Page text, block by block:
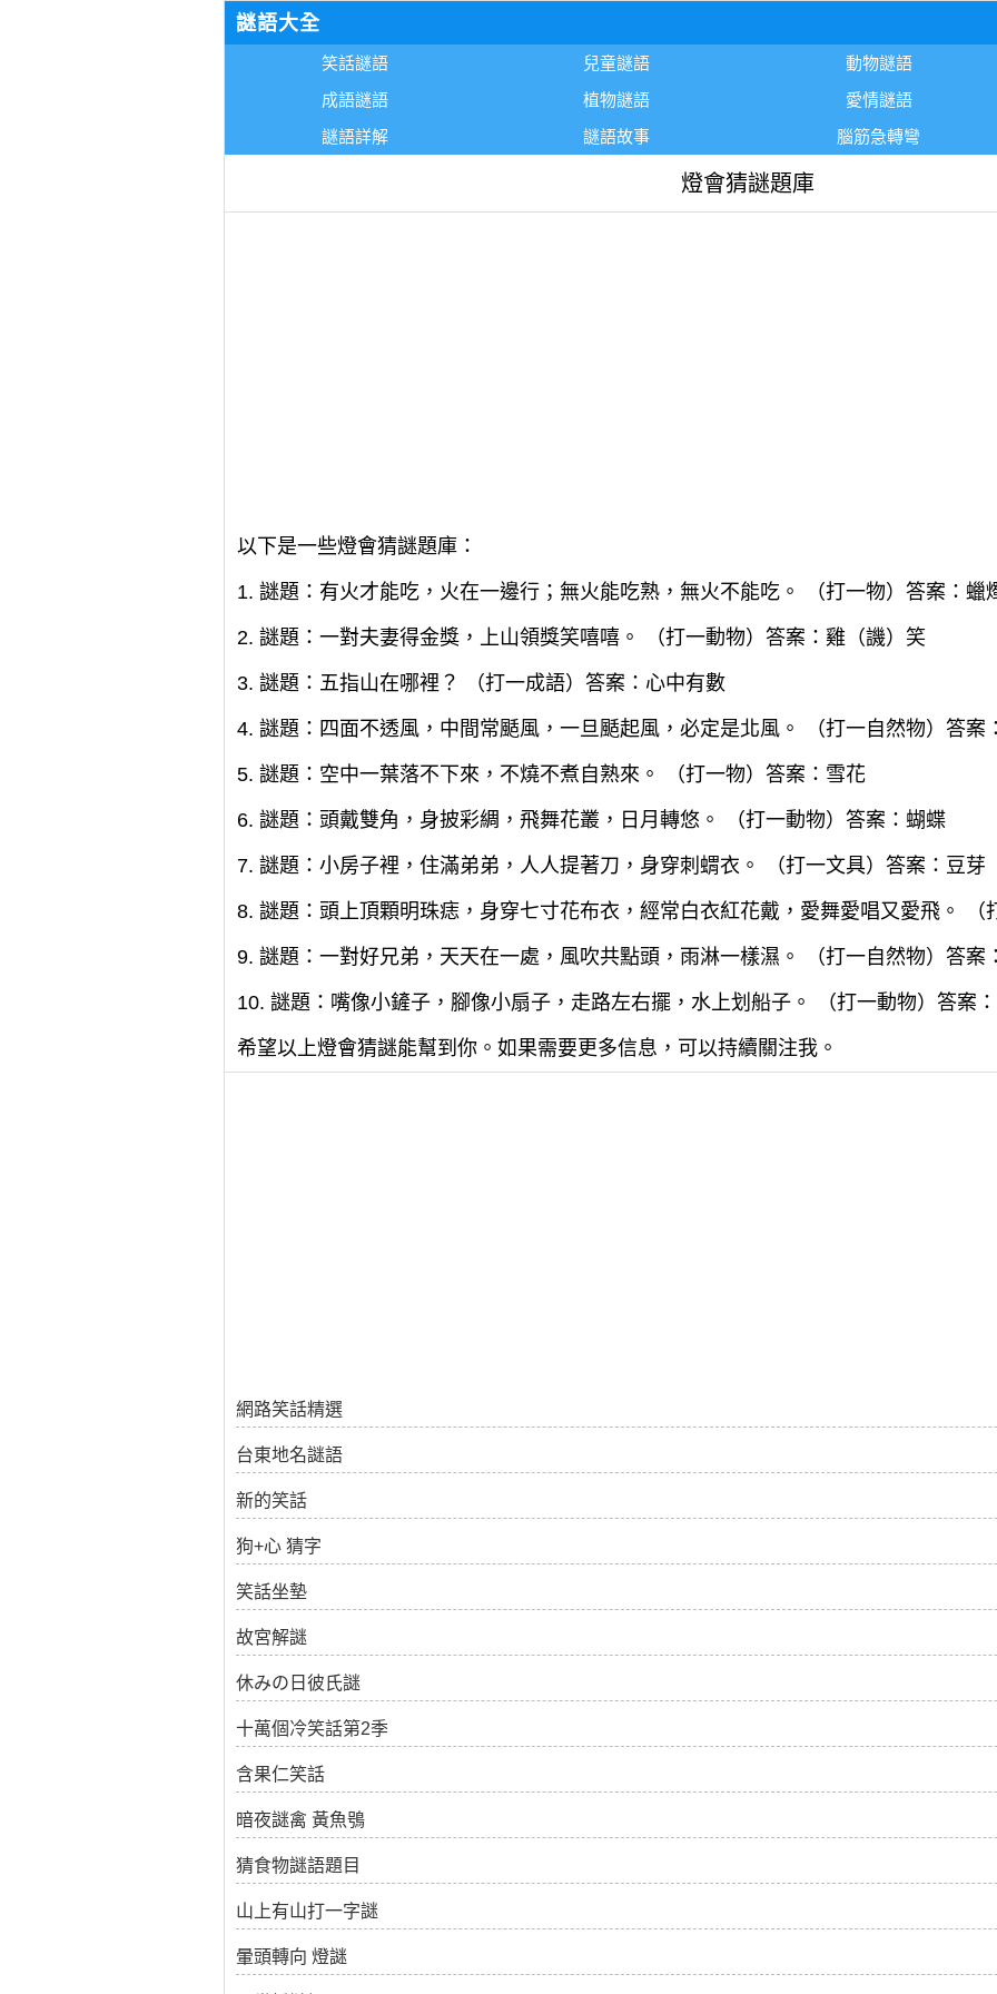
謎語大全
笑話謎語 兒童謎語
動物謎語
成語謎語
植物謎語
愛情謎語
謎語詳解
謎語故事 腦筋急轉彎
燈會猜謎題庫
以下是一些燈會猜謎題庫：
1. 謎題：有火才能吃，火在一邊行；無火能吃熟，無火不能吃。 （打一物）答案：蠟
2. 謎題：一對夫妻得金獎，上山領獎笑嘻嘻。 （打一動物）答案：雞（譏）笑
3. 謎題：五指山在哪裡？ （打一成語）答案：心中有數
4. 謎題：四面不透風，中間常颳風，一旦颳起風，必定是北風。 （打一自然物）答案
5. 謎題：空中一葉落不下來，不燒不煮自熟來。 （打一物）答案：雪花
6. 謎題：頭戴雙角，身披彩綢，飛舞花叢，日月轉悠。 （打一動物）答案：蝴蝶
7. 謎題：小房子裡，住滿弟弟，人人提著刀，身穿刺蝟衣。 （打一文具）答案：豆芽
8. 謎題：頭上頂顆明珠痣，身穿七寸花布衣，經常白衣紅花戴，愛舞愛唱又愛飛。 （
9. 謎題：一對好兄弟，天天在一處，風吹共點頭，雨淋一樣濕。 （打一自然物）答案
10. 謎題：嘴像小鏟子，腳像小扇子，走路左右擺，水上划船子。 （打一動物）答案
希望以上燈會猜謎能幫到你。如果需要更多信息，可以持續關注我。
網路笑話精選
台東地名謎語
新的笑話
狗+心 猜字
笑話坐墊
故宮解謎
休みの日彼氏謎
十萬個冷笑話第2季
含果仁笑話
暗夜謎禽 黃魚鴞
猜食物謎語題目
山上有山打一字謎
暈頭轉向 燈謎